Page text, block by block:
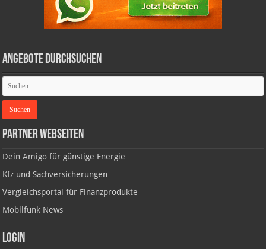
Angebote durchsuchen
Partner Webseiten
Dein Amigo für günstige Energie
Kfz und Sachversicherungen
Vergleichsportal für Finanzprodukte
Mobilfunk News
Login